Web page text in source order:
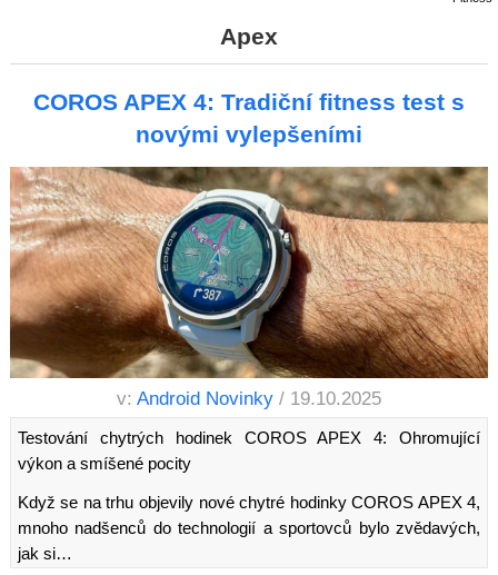
Apex
COROS APEX 4: Tradiční fitness test s
novými vylepšeními
v: Android Novinky / 19.10.2025
Testování chytrých hodinek COROS APEX 4: Ohromující
výkon a smíšené pocity
Když se na trhu objevily nové chytré hodinky COROS APEX 4,
mnoho nadšenců do technologií a sportovců bylo zvědavých,
jak si…